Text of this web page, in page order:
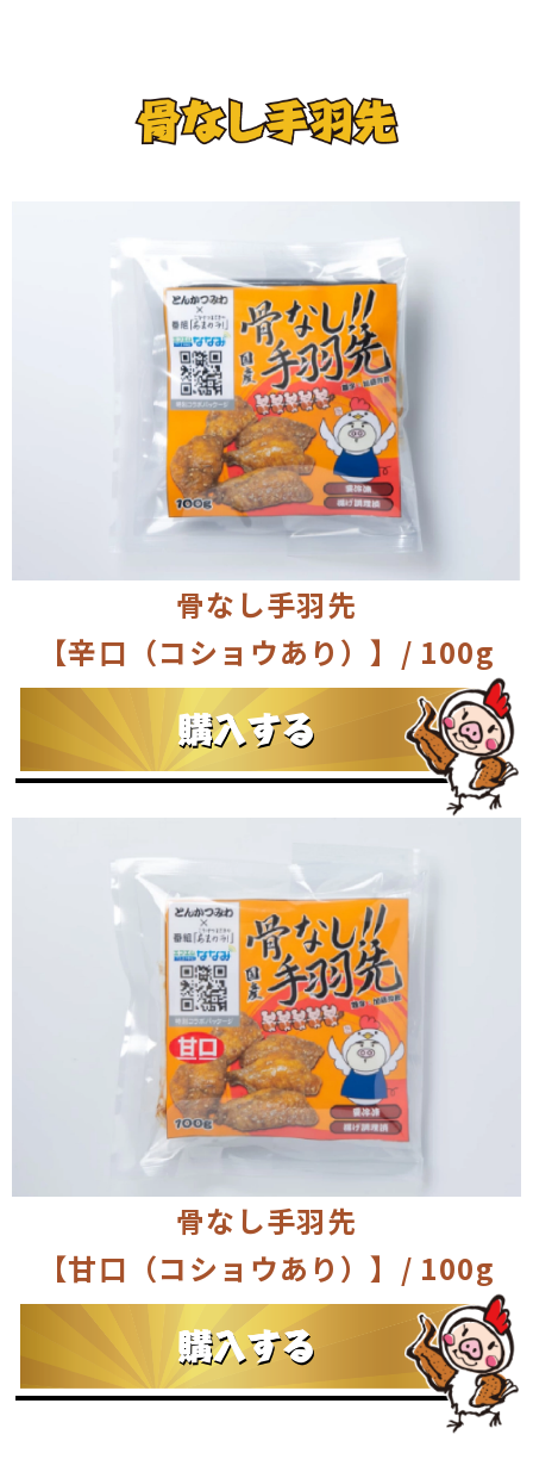
骨なし手羽先
【辛口（コショウあり）】/ 100g
骨なし手羽先
【甘口（コショウあり）】/ 100g